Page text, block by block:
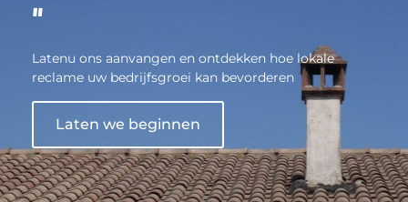
"
Latenu ons aanvangen en ontdekken hoe lokale
reclame uw bedrijfsgroei kan bevorderen
Laten we beginnen